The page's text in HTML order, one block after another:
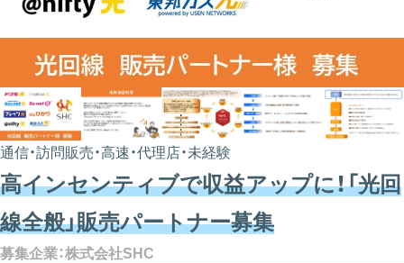
通信・訪問販売・高速・代理店・未経験
高インセンティブで収益アップに！「光回
線全般」販売パートナー募集
募集企業：株式会社SHC